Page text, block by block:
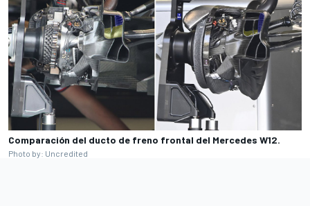
Comparación del ducto de freno frontal del Mercedes W12.
Photo by: Uncredited